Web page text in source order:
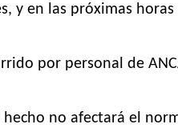
y en las próximas
por personal de
no afectará el